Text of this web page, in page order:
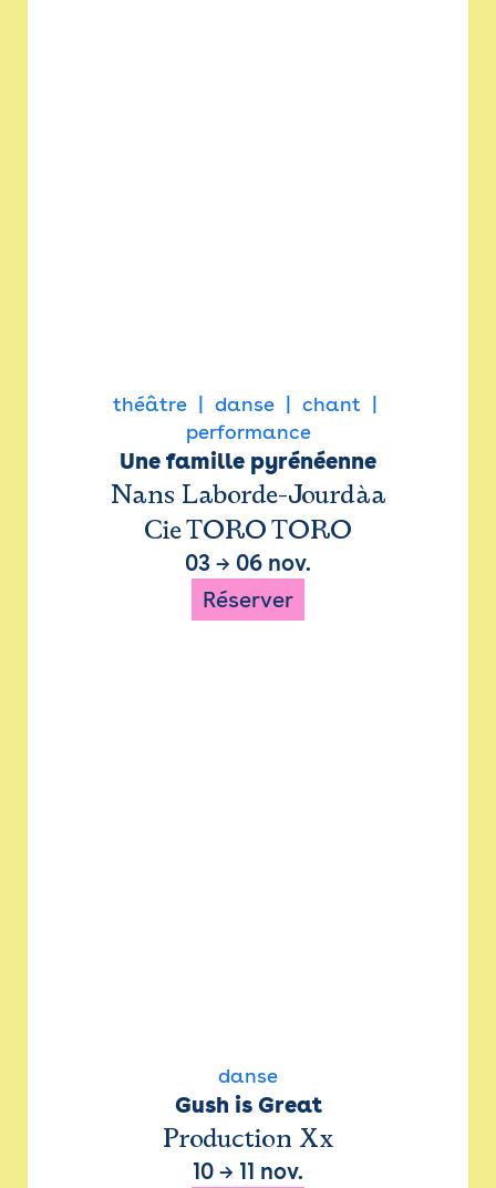
théâtre danse
chant
performance
Une famille pyrénéenne
Nans Laborde-Jourdàa
Cie TORO TORO
03 → 06 nov.
Réserver
danse
Gush is Great
Production Xx
10 → 11 nov.